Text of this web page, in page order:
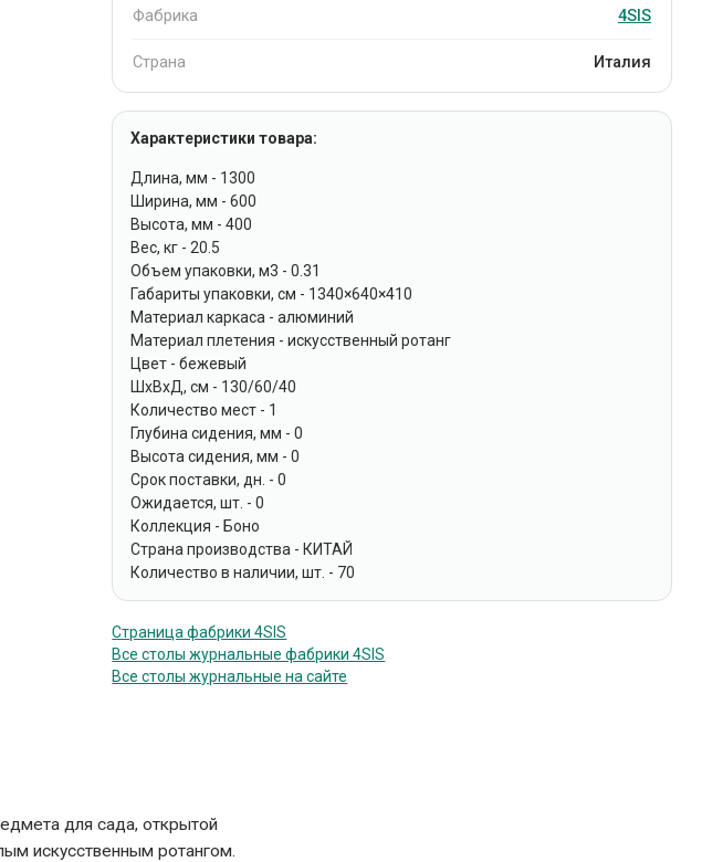
Фабрика 4SIS
Страна Италия
Характеристики товара:
Длина, мм - 1300
Ширина, мм - 600
Высота, мм - 400
Вес, кг - 20.5
Объем упаковки, м3 - 0.31
Габариты упаковки, см - 1340×640×410
Материал каркаса - алюминий
Материал плетения - искусственный ротанг
Цвет - бежевый
ШхВхД, см - 130/60/40
Количество мест - 1
Глубина сидения, мм - 0
Высота сидения, мм - 0
Срок поставки, дн. - 0
Ожидается, шт. - 0
Коллекция - Боно
Страна производства - КИТАЙ
Количество в наличии, шт. - 70
Страница фабрики 4SIS
Все столы журнальные фабрики 4SIS
Все столы журнальные на сайте
для сада, открытой
искусственным ротангом.